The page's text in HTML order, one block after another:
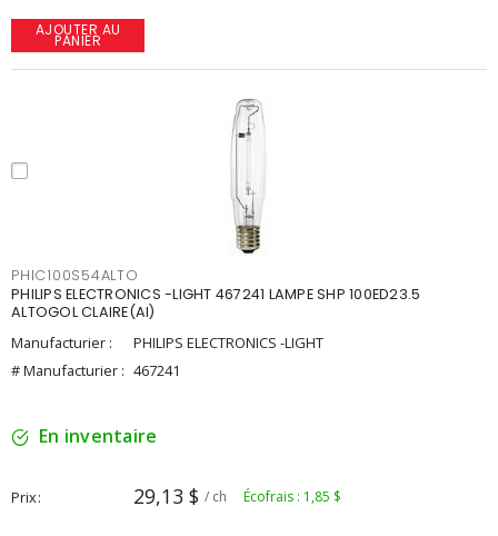
AJOUTER AU
PANIER
PHIC100S54ALTO
PHILIPS ELECTRONICS -LIGHT 467241 LAMPE SHP 100ED23.5
ALTOGOL CLAIRE(AI)
Manufacturier :
PHILIPS ELECTRONICS -LIGHT
# Manufacturier : 467241
En inventaire
Prix 29,13 $ / ch Écofrais : 1,85 $